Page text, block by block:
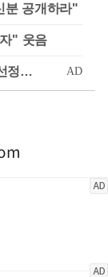
분 공개하라"
" 웃음